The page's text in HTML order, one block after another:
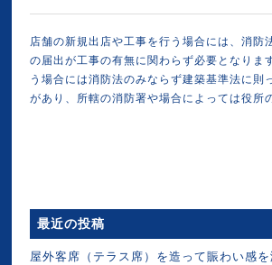
店舗の新規出店や工事を行う場合には、消防
の届出が工事の有無に関わらず必要となりま
う場合には消防法のみならず建築基準法に則
があり、所轄の消防署や場合によっては役所
最近の投稿
屋外客席（テラス席）を造って賑わい感を